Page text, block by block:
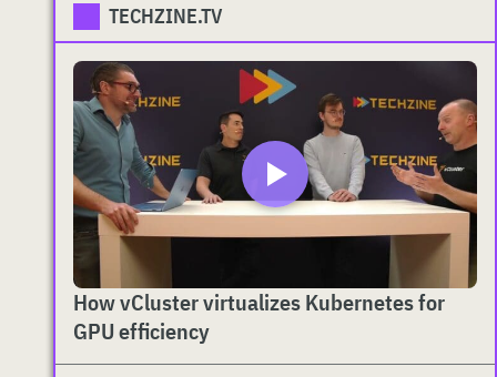
TECHZINE.TV
How vCluster virtualizes Kubernetes for
GPU efficiency